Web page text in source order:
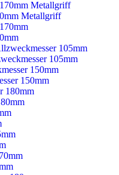
Metallgriff
105mm
150mm